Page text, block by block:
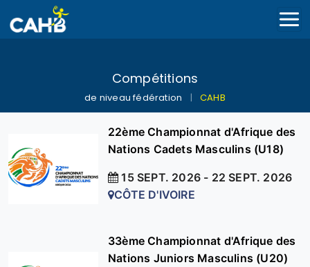
Compétitions
de niveau fédération | CAHB
22ème Championnat d'Afrique des
Nations Cadets Masculins (U18)
15 SEPT. 2026 - 22 SEPT. 2026
CÔTE D'IVOIRE
33ème Championnat d'Afrique des
Nations Juniors Masculins (U20)